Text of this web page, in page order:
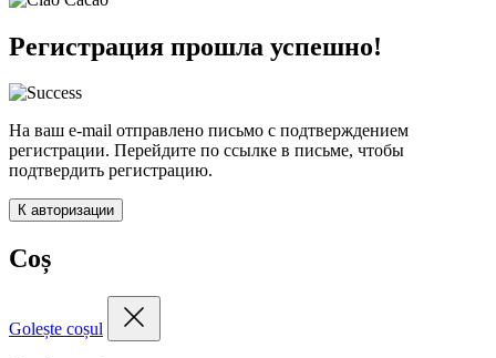
Регистрация прошла успешно!
На ваш e-mail отправлено письмо с подтверждением
регистрации. Перейдите по ссылке в письме, чтобы
подтвердить регистрацию.
К авторизации
Coș
Golește coșul